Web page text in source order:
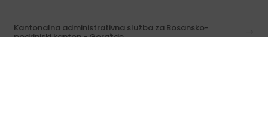
Kantonalna administrativna služba za Bosansko-
podrinjski kanton - Goražde